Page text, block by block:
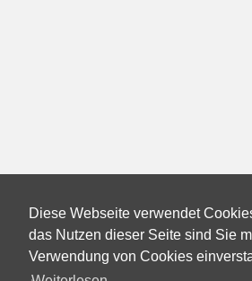
Diese Webseite verwendet
das Nutzen dieser Seite sind Sie
Verwendung von Cookies